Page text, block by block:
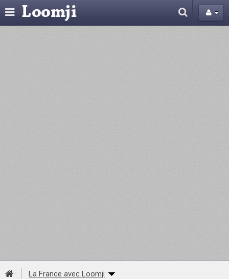
La France avec Loomji